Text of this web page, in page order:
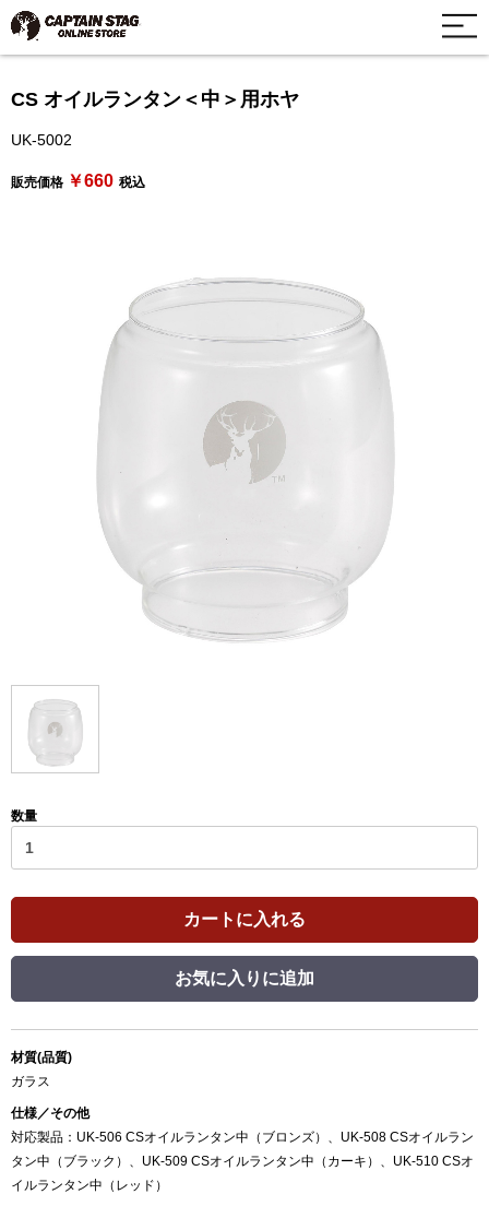
CS オイルランタン＜中＞用ホヤ
UK-5002
販売価格 ￥660 税込
数量
カートに入れる
お気に入りに追加
材質(品質)
ガラス
仕様／その他
対応製品：UK-506 CSオイルランタン中（ブロンズ）、UK-508 CSオイルラン
タン中（ブラック）、UK-509 CSオイルランタン中（カーキ）、UK-510 CSオ
イルランタン中（レッド）